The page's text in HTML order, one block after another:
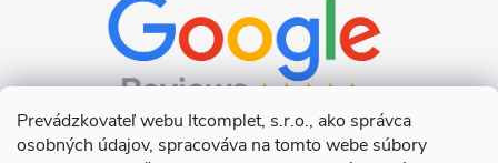
Prevádzkovateľ webu Itcomplet, s.r.o., ako správca
osobných údajov, spracováva na tomto webe súbory